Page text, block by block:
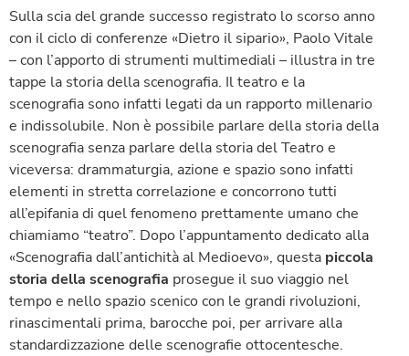
Sulla scia del grande successo registrato lo scorso anno
con il ciclo di conferenze «Dietro il sipario», Paolo Vitale
– con l’apporto di strumenti multimediali – illustra in tre
tappe la storia della scenografia. Il teatro e la
scenografia sono infatti legati da un rapporto millenario
e indissolubile. Non è possibile parlare della storia della
scenografia senza parlare della storia del Teatro e
viceversa: drammaturgia, azione e spazio sono infatti
elementi in stretta correlazione e concorrono tutti
all’epifania di quel fenomeno prettamente umano che
chiamiamo “teatro”. Dopo l’appuntamento dedicato alla
«Scenografia dall’antichità al Medioevo», questa piccola
storia della scenografia prosegue il suo viaggio nel
tempo e nello spazio scenico con le grandi rivoluzioni,
rinascimentali prima, barocche poi, per arrivare alla
standardizzazione delle scenografie ottocentesche.